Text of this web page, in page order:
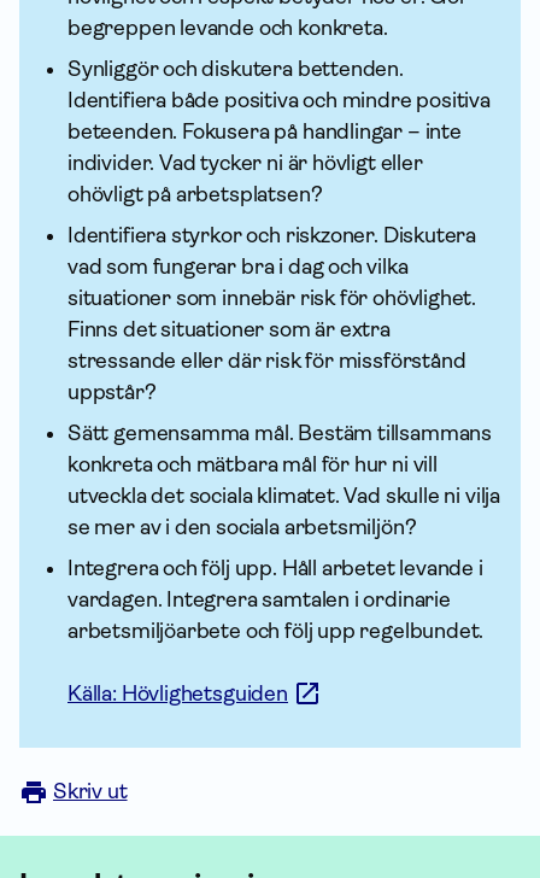
begreppen levande och konkreta.
Synliggör och diskutera bettenden.
Identifiera både positiva och mindre positiva
beteenden. Fokusera på handlingar – inte
individer. Vad tycker ni är hövligt eller
ohövligt på arbetsplatsen?
Identifiera styrkor och riskzoner. Diskutera
vad som fungerar bra i dag och vilka
situationer som innebär risk för ohövlighet.
Finns det situationer som är extra
stressande eller där risk för missförstånd
uppstår?
Sätt gemensamma mål. Bestäm tillsammans
konkreta och mätbara mål för hur ni vill
utveckla det sociala klimatet. Vad skulle ni vilja
se mer av i den sociala arbetsmiljön?
Integrera och följ upp. Håll arbetet levande i
vardagen. Integrera samtalen i ordinarie
arbets­miljö­arbete och följ upp regel­bundet.
Källa: Hövlighetsguiden
Skriv ut